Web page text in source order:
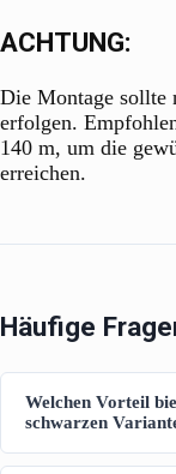
ACHTUNG:
Die Montage sollte
erfolgen.
140 m, um die
erreichen.
Häufige
Welchen Vorteil
schwarzen